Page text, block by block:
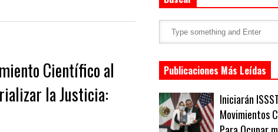
Científico al
la Justicia:
Publicaciones Más Leídas
Iniciarán
Movimientos